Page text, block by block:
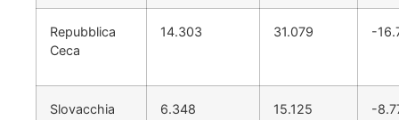
Repubblica
Ceca
14.303 31.079 -
Slovacchia 6.348 15.125 -